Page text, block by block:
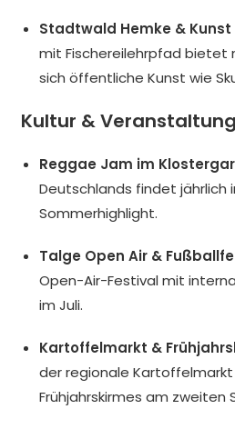
Stadtwald Hemke &
mit Fischereilehrpfad bietet
sich öffentliche Kunst wie
Kultur &
Reggae Jam im
Deutschlands findet jährlich
Sommerhighlight.
Talge Open Air &
Open-Air-Festival mit
im Juli.
Kartoffelmarkt &
der regionale
Frühjahrskirmes am zweiten